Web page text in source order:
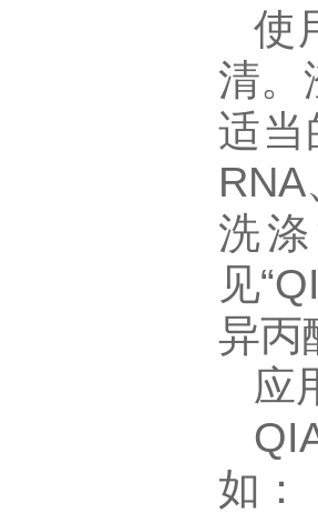
使
清。
适当
洗
见
异丙
应
如：